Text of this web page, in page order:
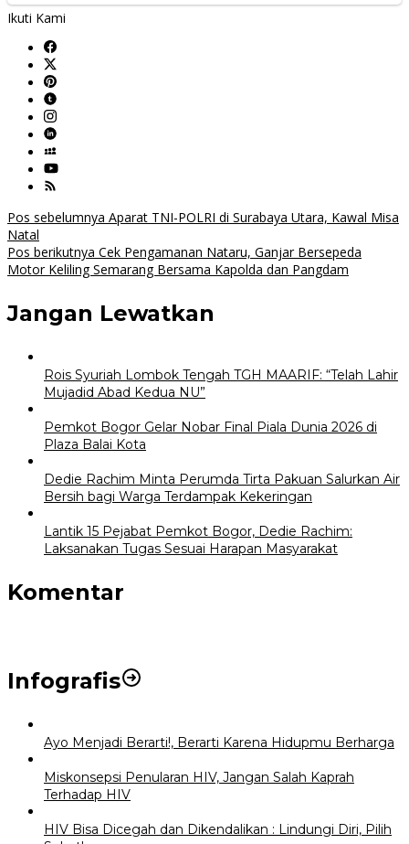
Ikuti Kami
Navigasi
pos
Pos sebelumnya Aparat TNI-POLRI di Surabaya Utara, Kawal Misa
Natal
Pos berikutnya Cek Pengamanan Nataru, Ganjar Bersepeda
Motor Keliling Semarang Bersama Kapolda dan Pangdam
Jangan Lewatkan
Rois Syuriah Lombok Tengah TGH MAARIF: “Telah Lahir
Mujadid Abad Kedua NU”
Pemkot Bogor Gelar Nobar Final Piala Dunia 2026 di
Plaza Balai Kota
Dedie Rachim Minta Perumda Tirta Pakuan Salurkan Air
Bersih bagi Warga Terdampak Kekeringan
Lantik 15 Pejabat Pemkot Bogor, Dedie Rachim:
Laksanakan Tugas Sesuai Harapan Masyarakat
Komentar
Infografis
Ayo Menjadi Berarti!, Berarti Karena Hidupmu Berharga
Miskonsepsi Penularan HIV, Jangan Salah Kaprah
Terhadap HIV
HIV Bisa Dicegah dan Dikendalikan : Lindungi Diri, Pilih